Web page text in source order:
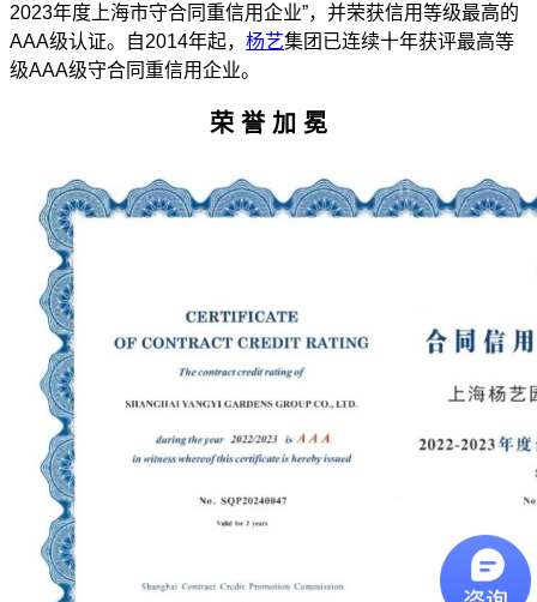
2023年度上海市守合同重信用企业”，并荣获信用等级最高的
AAA级认证。自2014年起， 杨艺集团已连续十年获评最高等
级AAA级守合同重信用企业。
荣 誉 加 冕